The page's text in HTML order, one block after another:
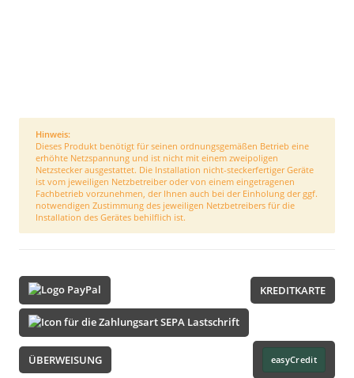
Hinweis:
Dieses Produkt benötigt für seinen ordnungsgemäßen Betrieb eine
erhöhte Netzspannung und ist nicht mit einem zweipoligen
Netzstecker ausgestattet. Die Installation nicht-steckerfertiger Geräte
ist vom jeweiligen Netzbetreiber oder von einem eingetragenen
Fachbetrieb vorzunehmen, der Ihnen auch bei der Einholung der ggf.
notwendigen Zustimmung des jeweiligen Netzbetreibers für die
Installation des Gerätes behilflich ist.
KREDITKARTE
ÜBERWEISUNG easyCredit